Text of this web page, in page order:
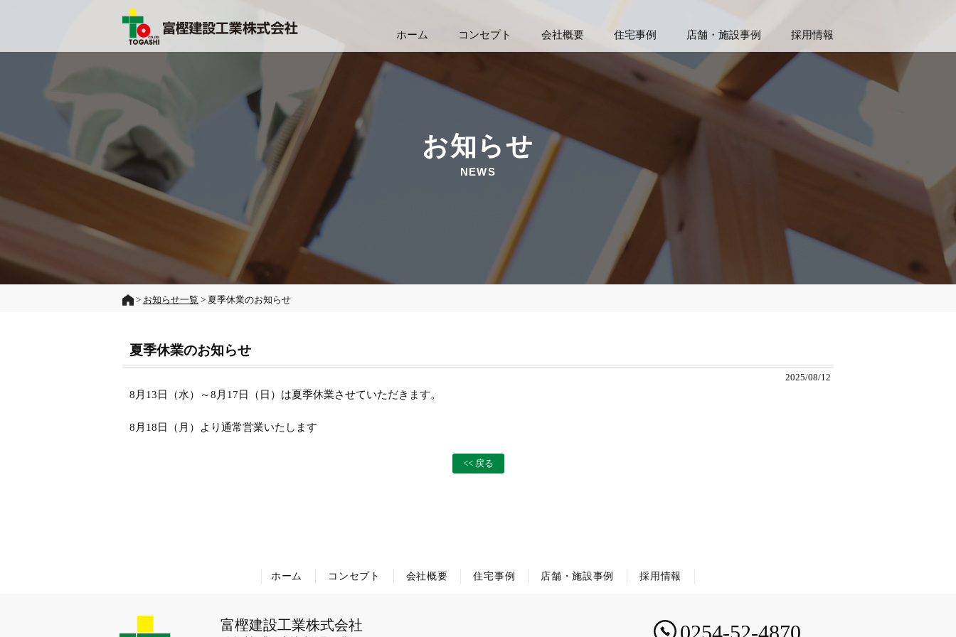
ホーム コンセプト 会社概要 住宅事例 店舗・施設事例 採用情報
お知らせ
NEWS
> お知らせ一覧 > 夏季休業のお知らせ
夏季休業のお知らせ
2025/08/12
8月13日（水）～8月17日（日）は夏季休業させていただきます。
8月18日（月）より通常営業いたします
<< 戻る
ホーム コンセプト 会社概要 住宅事例 店舗・施設事例 採用情報
富樫建設工業株式会社 0254-52-4870